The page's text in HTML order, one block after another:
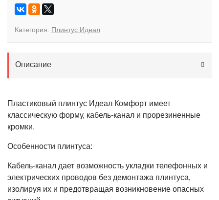
Категория: Плинтус Идеал
Описание
Пластиковый плинтус Идеал Комфорт имеет
классическую форму, кабель-канал и прорезиненные
кромки.
Особенности плинтуса:
Кабель-канал дает возможность укладки телефонных и
электрических проводов без демонтажа плинтуса,
изолируя их и предотвращая возникновение опасных